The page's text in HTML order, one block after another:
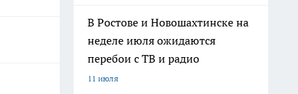
В Ростове и Новошахтинске на
неделе июля ожидаются
перебои с ТВ и радио
11 июля